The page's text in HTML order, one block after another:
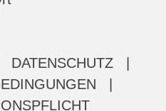
DATENSCHUTZ